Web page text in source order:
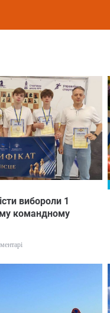
вибороли 1
командному